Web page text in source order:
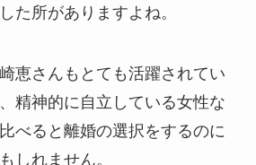
た所がありますよね。
恵さんもとても活躍されてい
精神的に自立している女性な
べると離婚の選択をするのに
しれません。